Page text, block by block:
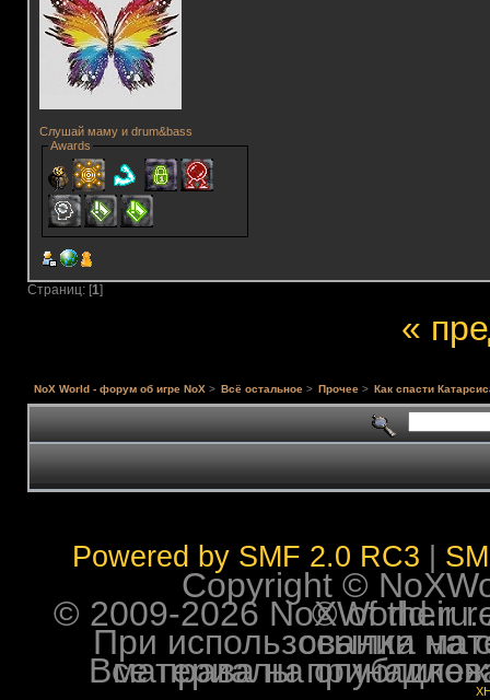
Слушай маму и drum&bass
Awards
Страниц: [1]
«
NoX World - форум об игре NoX> Всё остальное > Прочее > Как спасти
Powered by SMF 2.0 RC3
Copyright ©
© 2009-2026 NoXWorld.ru. All
При использовании
Все права на опубликованные на форуме